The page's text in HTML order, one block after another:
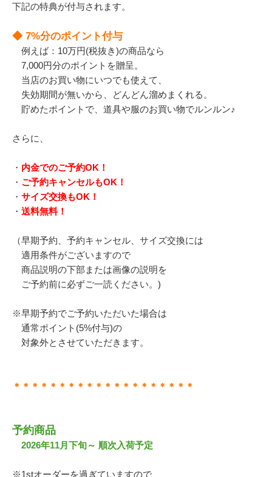
下記の特典が付与されます。
◆ 7%分のポイント付与
例えば：10万円(税抜き)の商品なら
7,000円分のポイントを贈呈。
当店のお買い物にいつでも使えて、
失効期間が無いから、どんどん溜めまくれる。
貯めたポイントで、道具や服のお買い物でルンルン♪
さらに、
・ 内金でのご予約OK！
・ ご予約キャンセルもOK！
・ サイズ交換もOK！
・ 送料無料！
（早期予約、予約キャンセル、サイズ交換には
適用条件がございますので
商品説明の下部または画像の説明を
ご予約前に必ずご一読ください。)
※早期予約でご予約いただいた場合は
通常ポイント(5%付与)の
対象外とさせていただきます。
＊＊＊＊＊＊＊＊＊＊＊＊＊＊＊＊＊＊＊＊
予約商品
2026年11月下旬～ 順次入荷予定
※1stオーダーを過ぎていますので